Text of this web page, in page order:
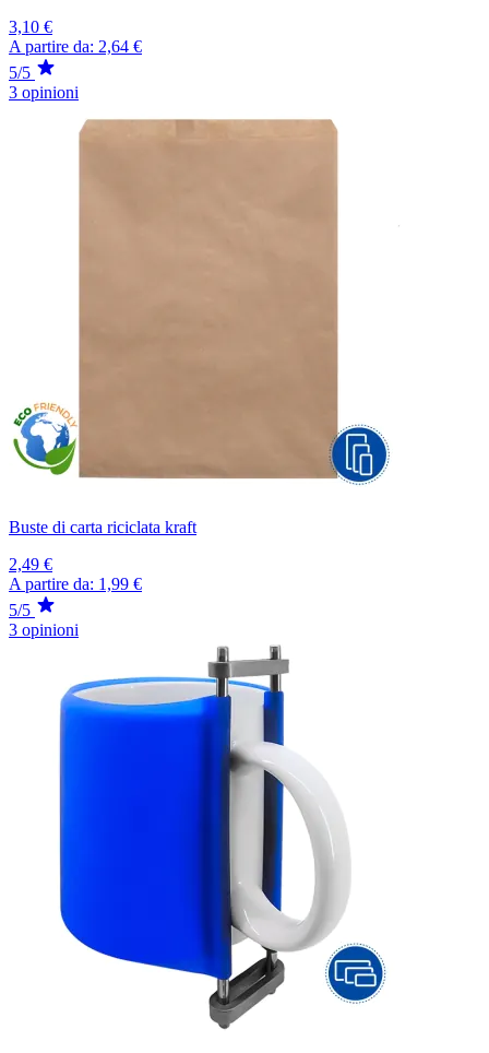
3,10 €
A partire da: 2,64 €
5/5
3 opinioni
Buste di carta riciclata kraft
2,49 €
A partire da: 1,99 €
5/5
3 opinioni